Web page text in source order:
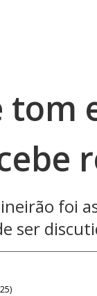
tom
foi
ser
)